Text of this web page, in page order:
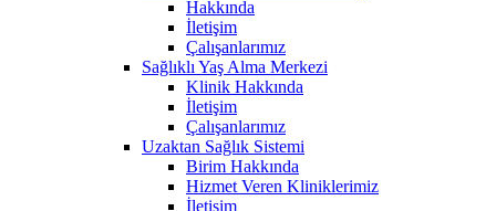
Hakkında
İletişim
Çalışanlarımız
Sağlıklı Yaş Alma Merkezi
Klinik Hakkında
İletişim
Çalışanlarımız
Uzaktan Sağlık Sistemi
Birim Hakkında
Hizmet Veren Kliniklerimiz
İletişim